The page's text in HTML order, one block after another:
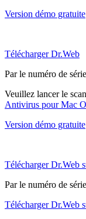
Version démo gratuite
Télécharger Dr.Web
Par le numéro de série
Veuillez lancer le
Antivirus pour Mac
Version démo gratuite
Télécharger Dr.Web
Par le numéro de série
Télécharger Dr.Web